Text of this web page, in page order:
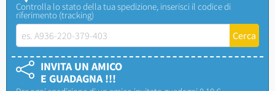
Controlla lo stato della tua spedizione, inserisci il codice di
riferimento (tracking)
INVITA UN AMICO
E GUADAGNA !!!